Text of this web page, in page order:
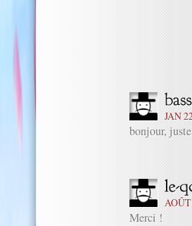
JAN
bonjour,
AOÛT
Merci !